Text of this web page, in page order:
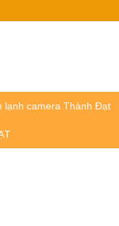
lạnh camera Thành Đạt